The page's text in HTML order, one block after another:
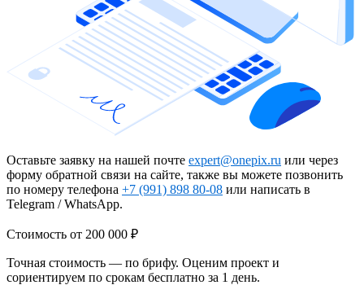
Оставьте заявку на нашей почте expert@onepix.ru или через
форму обратной связи на сайте, также вы можете позвонить
по номеру телефона +7 (991) 898 80-08 или написать в
Telegram / WhatsApp.
Стоимость от 200 000 ₽
Точная стоимость — по брифу. Оценим проект и
сориентируем по срокам бесплатно за 1 день.